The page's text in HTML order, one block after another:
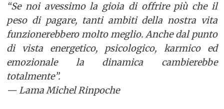
“Se noi avessimo la gioia di offrire più che il
peso di pagare, tanti ambiti della nostra vita
funzionerebbero molto meglio. Anche dal punto
di vista energetico, psicologico, karmico ed
emozionale la dinamica cambierebbe
totalmente”.
— Lama Michel Rinpoche